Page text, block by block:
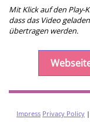
Mit Klick auf den
dass das Video
übertragen werden.
Impress Privacy Policy